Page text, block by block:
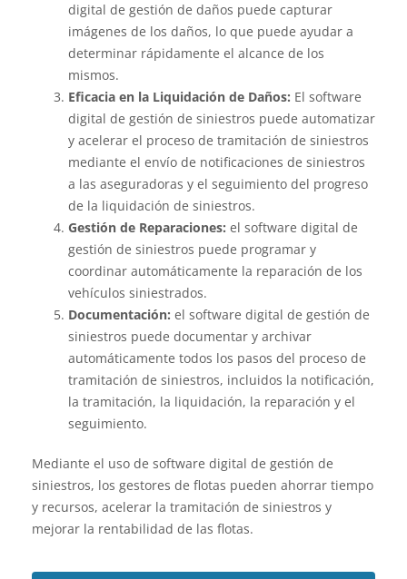
digital de gestión de daños puede capturar
imágenes de los daños, lo que puede ayudar a
determinar rápidamente el alcance de los
mismos.
Eficacia en la Liquidación de Daños: El software
digital de gestión de siniestros puede automatizar
y acelerar el proceso de tramitación de siniestros
mediante el envío de notificaciones de siniestros
a las aseguradoras y el seguimiento del progreso
de la liquidación de siniestros.
Gestión de Reparaciones: el software digital de
gestión de siniestros puede programar y
coordinar automáticamente la reparación de los
vehículos siniestrados.
Documentación: el software digital de gestión de
siniestros puede documentar y archivar
automáticamente todos los pasos del proceso de
tramitación de siniestros, incluidos la notificación,
la tramitación, la liquidación, la reparación y el
seguimiento.
Mediante el uso de software digital de gestión de
siniestros, los gestores de flotas pueden ahorrar tiempo
y recursos, acelerar la tramitación de siniestros y
mejorar la rentabilidad de las flotas.